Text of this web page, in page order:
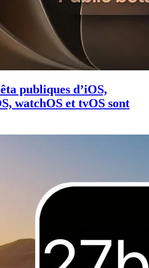
publiques d’iOS,
watchOS et tvOS sont